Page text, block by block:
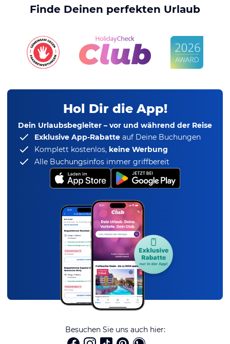
Finde Deinen perfekten Urlaub
Hol Dir die App!
Dein Urlaubsbegleiter – vor und während der Reise
Exklusive App-Rabatte auf Deine Buchungen
Komplett kostenlos, keine Werbung
Alle Buchungsinfos immer griffbereit
Besuchen Sie uns auch hier: